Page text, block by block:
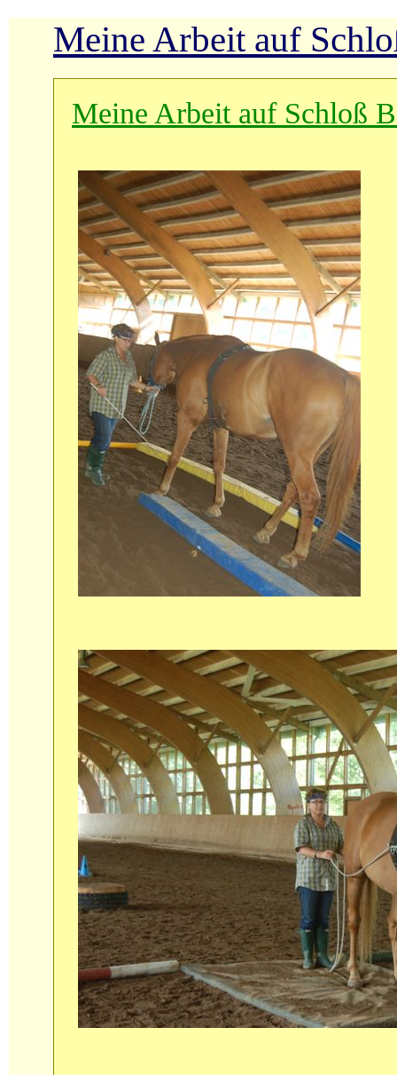
Meine Arbeit auf
Meine Arbeit auf Schloß